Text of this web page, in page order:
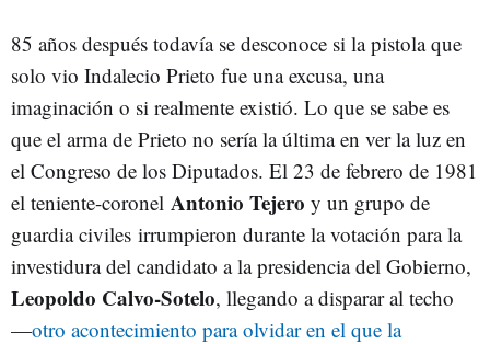
85 años después todavía se desconoce si la pistola que
solo vio Indalecio Prieto fue una excusa, una
imaginación o si realmente existió. Lo que se sabe es
que el arma de Prieto no sería la última en ver la luz en
el Congreso de los Diputados. El 23 de febrero de 1981
el teniente-coronel Antonio Tejero y un grupo de
guardia civiles irrumpieron durante la votación para la
investidura del candidato a la presidencia del Gobierno,
Leopoldo Calvo-Sotelo, llegando a disparar al techo
—otro acontecimiento para olvidar en el que la